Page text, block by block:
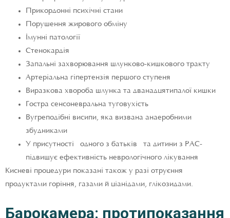
Прикордонні психічні стани
Порушення жирового обміну
Імунні патології
Стенокардія
Запальні захворювання шлунково-кишкового тракту
Артеріальна гіпертензія першого ступеня
Виразкова хвороба шлунка та дванадцятипалої кишки
Гостра сенсоневральна туговухість
Вугреподібні висипи, яка визвана анаеробними
збудниками
У присутності одного з батьків та дитини з РАС-
підвищує ефективність неврологічного лікування
Кисневі процедури показані також у разі отруєння
продуктами горіння, газами й ціанідами, глікозидами.
Барокамера: протипоказання